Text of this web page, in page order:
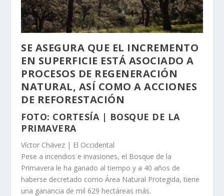
SE ASEGURA QUE EL INCREMENTO
EN SUPERFICIE ESTÁ ASOCIADO A
PROCESOS DE REGENERACIÓN
NATURAL, ASÍ COMO A ACCIONES
DE REFORESTACIÓN
FOTO: CORTESÍA | BOSQUE DE LA
PRIMAVERA
Víctor Chávez | El Occidental
Pese a incendios e invasiones, el Bosque de la
Primavera le ha ganado al tiempo y a 40 años de
haberse decretado como Área Natural Protegida, tiene
una ganancia de mil 629 hectáreas más.